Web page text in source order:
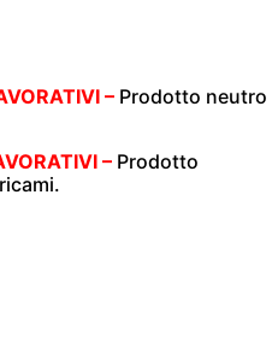
– Prodotto neutro
– Prodotto